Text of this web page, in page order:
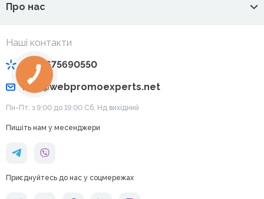
Про нас
Наші контакти
+380675690550
info@webpromoexperts.net
Пн-Пт: з 9:00 до 19:00 Cб, Нд вихідний
Пишіть нам у месенджери
Приєднуйтесь до нас у соцмережах